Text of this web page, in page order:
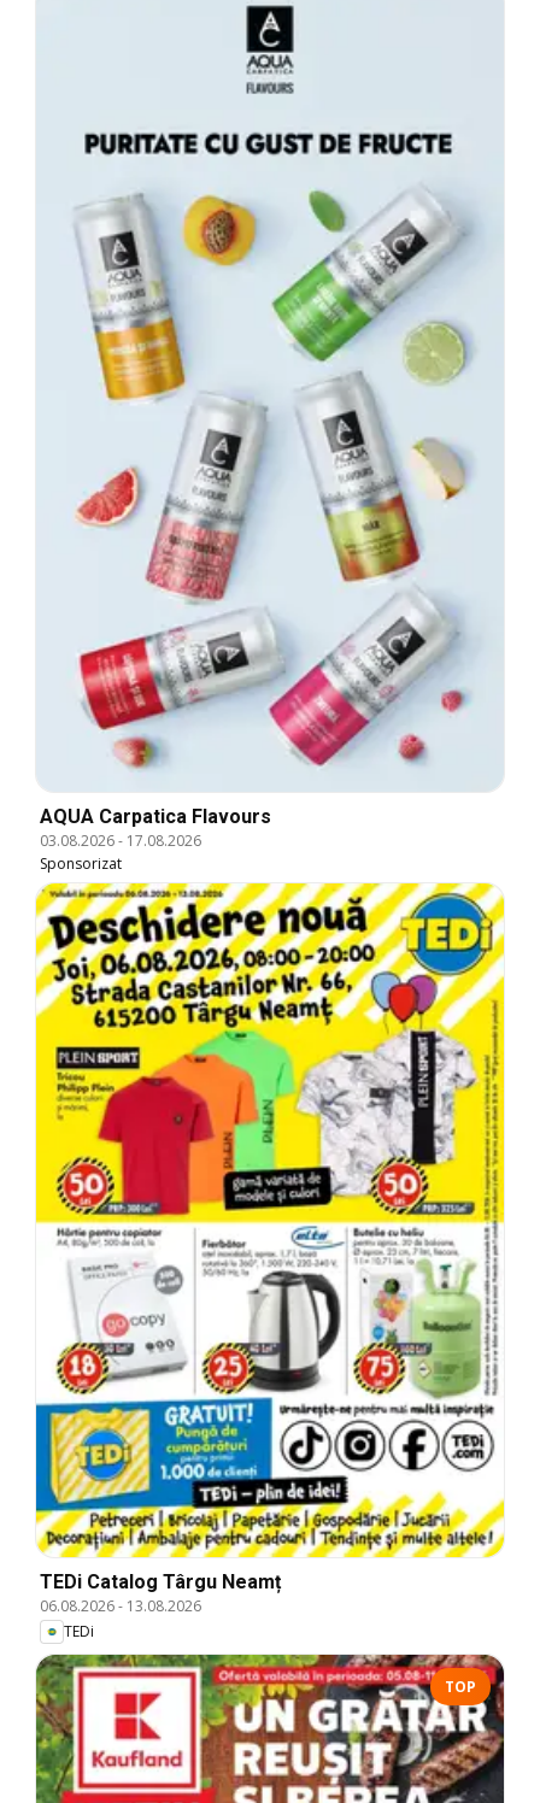
AQUA Carpatica Flavours
03.08.2026- 17.08.2026
Sponsorizat
TEDi Catalog Târgu Neamț
06.08.2026- 13.08.2026
TEDi
TOP